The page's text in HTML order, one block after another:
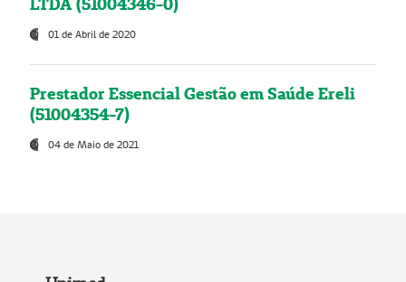
01 de Abril de 2020
Prestador Essencial Gestão em Saúde Ereli
(51004354-7)
04 de Maio de 2021